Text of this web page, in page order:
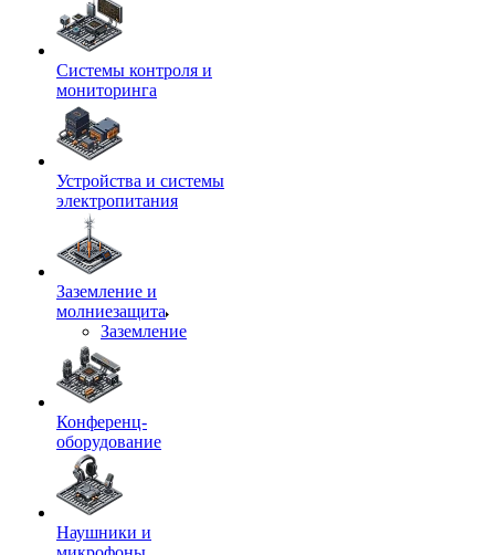
Системы контроля и
мониторинга
Устройства и системы
электропитания
Заземление и
молниезащита
Заземление
Конференц-
оборудование
Наушники и